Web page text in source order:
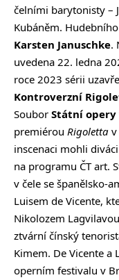
čelními barytonisty –
Kubáněm.
Karsten Januschke.
uvedena 22. ledna
roce 2023 sérii uzavře
Kontroverzní
Soubor Státní opery
premiérou Rigoletta v
inscenaci mohli
na programu ČT art.
v čele se španělsko-
Luisem de Vicente,
Nikolozem
ztvární čínský
Kimem. De Vicente
operním festivalu v